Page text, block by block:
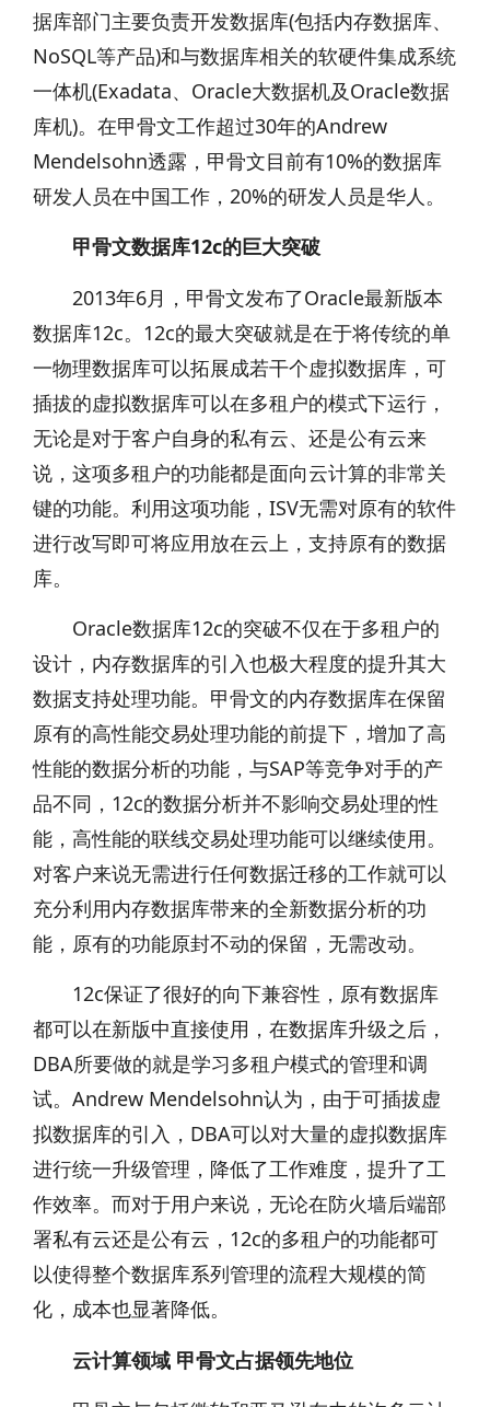
据库部门主要负责开发数据库(包括内存数据库、
NoSQL等产品)和与数据库相关的软硬件集成系统
一体机(Exadata、Oracle大数据机及Oracle数据
库机)。在甲骨文工作超过30年的Andrew
Mendelsohn透露，甲骨文目前有10%的数据库
研发人员在中国工作，20%的研发人员是华人。
甲骨文数据库12c的巨大突破
2013年6月，甲骨文发布了Oracle最新版本
数据库12c。12c的最大突破就是在于将传统的单
一物理数据库可以拓展成若干个虚拟数据库，可
插拔的虚拟数据库可以在多租户的模式下运行，
无论是对于客户自身的私有云、还是公有云来
说，这项多租户的功能都是面向云计算的非常关
键的功能。利用这项功能，ISV无需对原有的软件
进行改写即可将应用放在云上，支持原有的数据
库。
Oracle数据库12c的突破不仅在于多租户的
设计，内存数据库的引入也极大程度的提升其大
数据支持处理功能。甲骨文的内存数据库在保留
原有的高性能交易处理功能的前提下，增加了高
性能的数据分析的功能，与SAP等竞争对手的产
品不同，12c的数据分析并不影响交易处理的性
能，高性能的联线交易处理功能可以继续使用。
对客户来说无需进行任何数据迁移的工作就可以
充分利用内存数据库带来的全新数据分析的功
能，原有的功能原封不动的保留，无需改动。
12c保证了很好的向下兼容性，原有数据库
都可以在新版中直接使用，在数据库升级之后，
DBA所要做的就是学习多租户模式的管理和调
试。Andrew Mendelsohn认为，由于可插拔虚
拟数据库的引入，DBA可以对大量的虚拟数据库
进行统一升级管理，降低了工作难度，提升了工
作效率。而对于用户来说，无论在防火墙后端部
署私有云还是公有云，12c的多租户的功能都可
以使得整个数据库系列管理的流程大规模的简
化，成本也显著降低。
云计算领域 甲骨文占据领先地位